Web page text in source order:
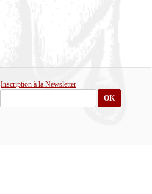
Inscription à la Newsletter
OK